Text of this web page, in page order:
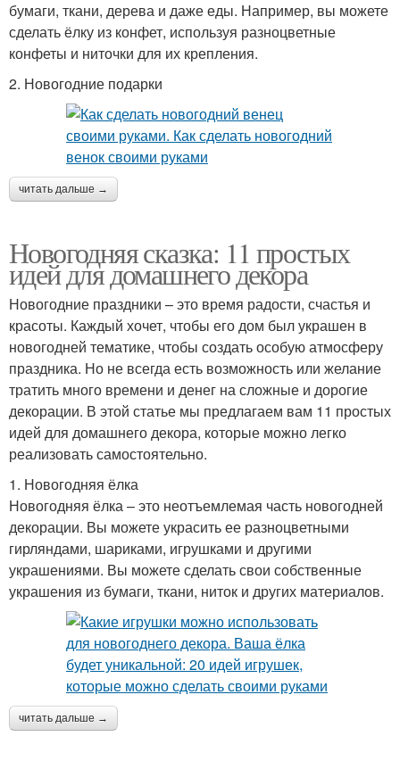
бумаги, ткани, дерева и даже еды. Например, вы можете
сделать ёлку из конфет, используя разноцветные
конфеты и ниточки для их крепления.
2. Новогодние подарки
читать дальше →
Новогодняя сказка: 11 простых
идей для домашнего декора
Новогодние праздники – это время радости, счастья и
красоты. Каждый хочет, чтобы его дом был украшен в
новогодней тематике, чтобы создать особую атмосферу
праздника. Но не всегда есть возможность или желание
тратить много времени и денег на сложные и дорогие
декорации. В этой статье мы предлагаем вам 11 простых
идей для домашнего декора, которые можно легко
реализовать самостоятельно.
1. Новогодняя ёлка
Новогодняя ёлка – это неотъемлемая часть новогодней
декорации. Вы можете украсить ее разноцветными
гирляндами, шариками, игрушками и другими
украшениями. Вы можете сделать свои собственные
украшения из бумаги, ткани, ниток и других материалов.
читать дальше →